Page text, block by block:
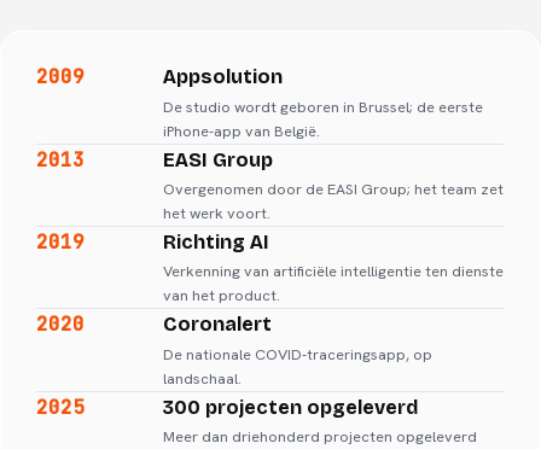
2009 Appsolution
De studio wordt geboren in Brussel; de eerste
iPhone-app van België.
2013 EASI Group
Overgenomen door de EASI Group; het team zet
het werk voort.
2019 Richting AI
Verkenning van artificiële intelligentie ten dienste
van het product.
2020 Coronalert
De nationale COVID-traceringsapp, op
landschaal.
2025 300 projecten opgeleverd
Meer dan driehonderd projecten opgeleverd